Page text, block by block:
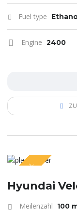
Fuel type
Engine 2400
SPECIAL
Hyundai
Meilenzahl 100